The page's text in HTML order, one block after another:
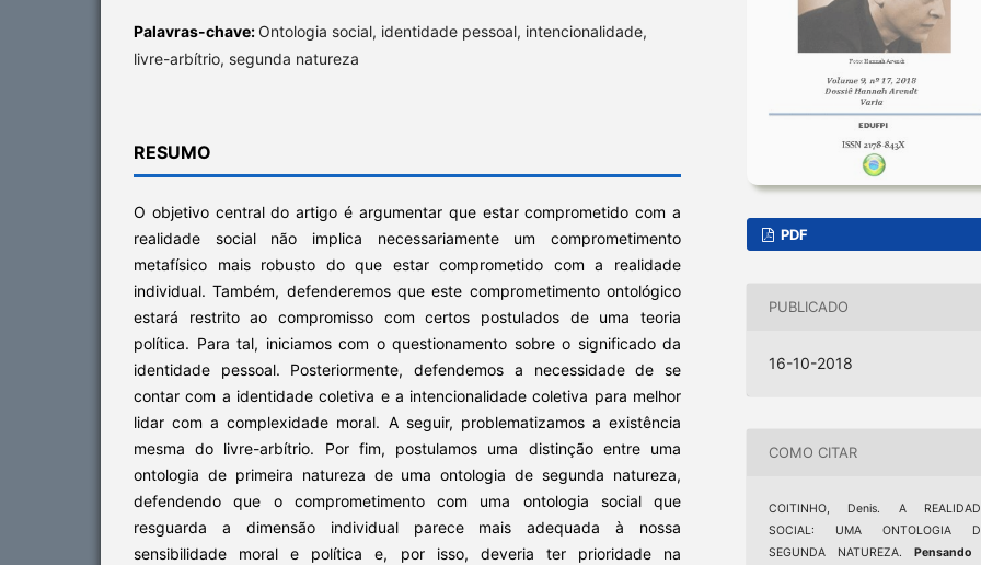
Palavras-chave: Ontologia social, identidade pessoal, intencionalidade,
livre-arbítrio, segunda natureza
RESUMO
O objetivo central do artigo é argumentar que estar comprometido com a
realidade social não implica necessariamente um comprometimento
metafísico mais robusto do que estar comprometido com a realidade
individual. Também, defenderemos que este comprometimento ontológico
estará restrito ao compromisso com certos postulados de uma teoria
política. Para tal, iniciamos com o questionamento sobre o significado da
identidade pessoal. Posteriormente, defendemos a necessidade de se
contar com a identidade coletiva e a intencionalidade coletiva para melhor
lidar com a complexidade moral. A seguir, problematizamos a existência
mesma do livre-arbítrio. Por fim, postulamos uma distinção entre uma
ontologia de primeira natureza de uma ontologia de segunda natureza,
defendendo que o comprometimento com uma ontologia social que
resguarda a dimensão individual parece mais adequada à nossa
sensibilidade moral e política e, por isso, deveria ter prioridade na
PDF
PUBLICADO
16-10-2018
COMO CITAR
COITINHO, Denis. A
SOCIAL: UMA ONTOLOGIA
SEGUNDA NATUREZA. Pensando